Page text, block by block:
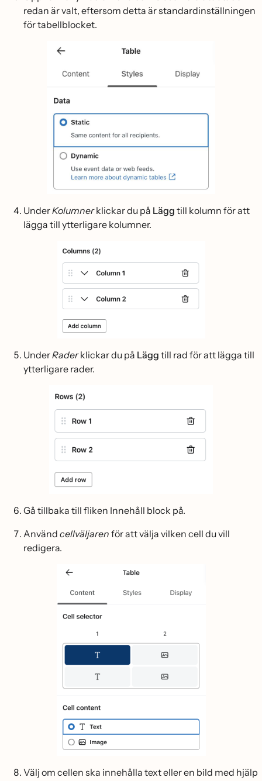
redan är valt, eftersom detta är standardinställningen
för tabellblocket.
UnderKolumnerklickar du på Lägg till kolumn för att
lägga till ytterligare kolumner.
UnderRaderklickar du på Lägg till rad för att lägga till
ytterligare rader.
Gå tillbaka till fliken Innehåll block på.
Använd cellväljaren för att välja vilken cell du vill
redigera.
Välj om cellen ska innehålla text eller en bild med hjälp